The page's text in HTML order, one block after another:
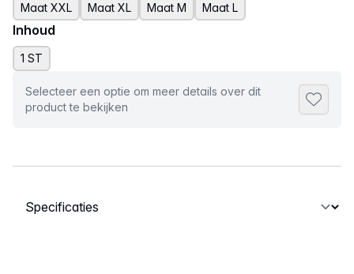
Maat XXL Maat XL Maat M Maat L
Inhoud
1 ST
Selecteer een optie om meer details over dit
product te bekijken
Selecteer een tabblad